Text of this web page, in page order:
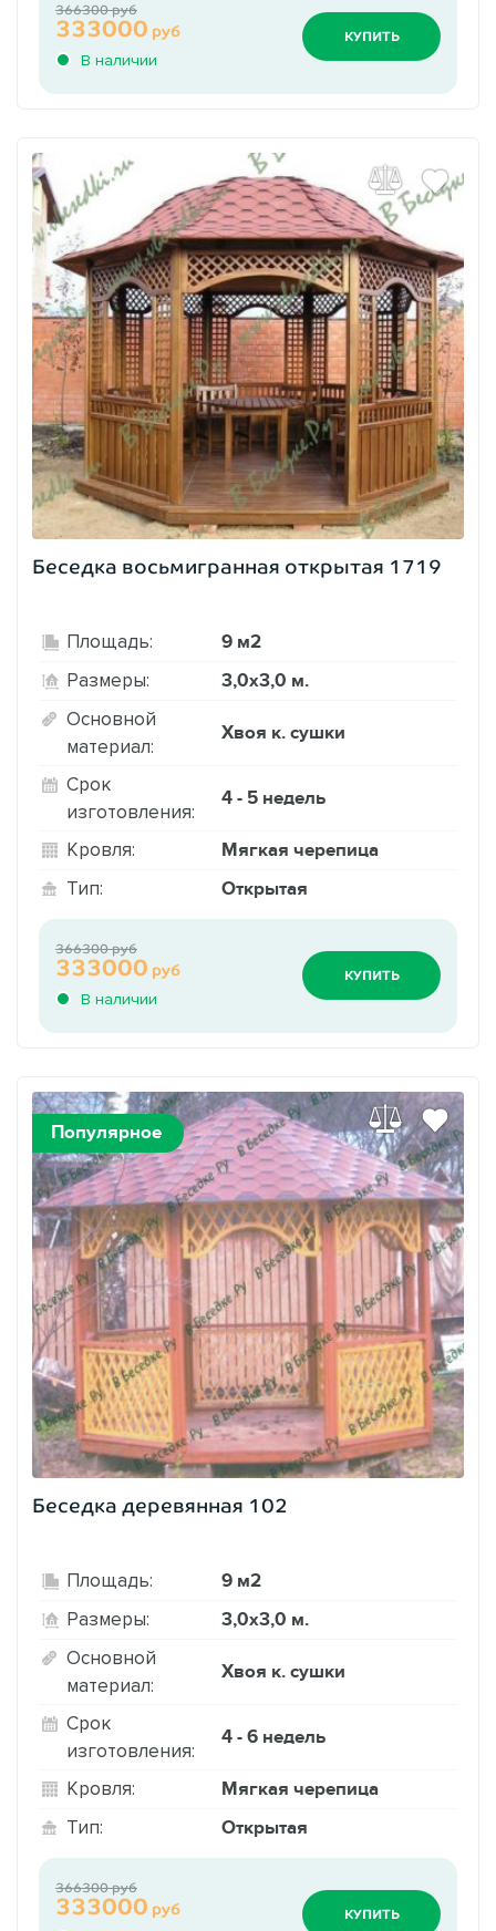
В наличии
333000 руб
366300 руб
КУПИТЬ
Беседка восьмигранная открытая 1719
Площадь: 9 м2
Размеры: 3,0х3,0 м.
Основной
материал:
Хвоя к. сушки
Срок
изготовления:
4 - 5 недель
Кровля: Мягкая черепица
Тип: Открытая
В наличии
333000 руб
366300 руб
КУПИТЬ
Популярное
Беседка деревянная 102
Площадь: 9 м2
Размеры: 3,0х3,0 м.
Основной
материал:
Хвоя к. сушки
Срок
изготовления:
4 - 6 недель
Кровля: Мягкая черепица
Тип: Открытая
333000 руб
366300 руб
КУПИТЬ